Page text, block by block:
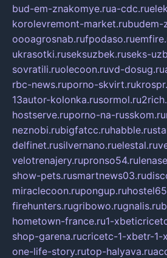
bud-em-znakomye.rua-cdc.ru
korolevremont-market.rubudem-
oooagrosnab.rufpodaso.ru
ukrasotki.ruseksuzbek.ruseks-
sovratili.ruolecoon.ruvd-dosug.ru
rbc-news.ruporno-skvirt.ru
13autor-kolonka.rusormol.ru
hostserve.ruporno-na-russkom.ru
neznobi.rubigfatcc.ruhabble.ru
delfinet.rusilvernano.ruelestal.ru
velotrenajery.rupronso54.ru
show-pets.rusmartnews03.ru
miraclecoon.rupongup.ru
firehunters.rugribowo.rugnalis.ru
hometown-france.ru1-
shop-garena.rucricetc-1-xbetr-1-
one-life-story.rutop-halyava.ru